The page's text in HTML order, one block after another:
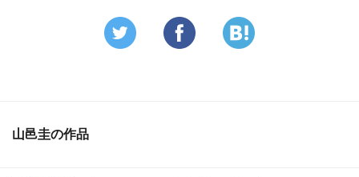
山邑圭の作品